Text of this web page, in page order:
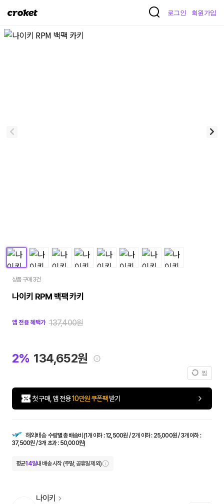
크
켓
로그인 회원가입
상품 구매 3건
나이키 RPM 백팩 카키
앱 전용 혜택가 137,400원
2% 134,652원
찜
첫 구매, 앱 전용10만원 쿠폰팩 받기
해외배송 수량별 총 배송비 (1개 이하 : 12,500원 / 2개 이하 : 25,000원 / 3개 이하 :
37,500원 / 3개 초과 : 50,000원)
평균14일내 배송 시작 (주말, 공휴일 제외)
나이키